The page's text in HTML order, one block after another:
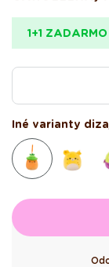
1+1 ZADARMO
Iné varianty